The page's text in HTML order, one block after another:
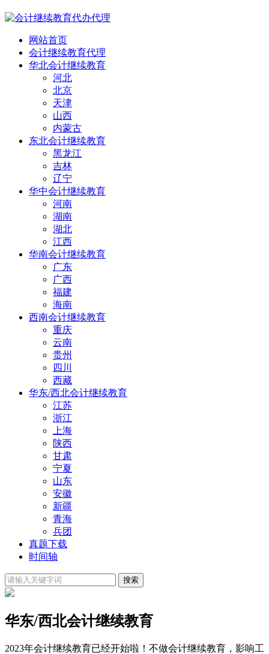
网站首页
会计继续教育代理
华北会计继续教育
河北
北京
天津
山西
内蒙古
东北会计继续教育
黑龙江
吉林
辽宁
华中会计继续教育
河南
湖南
湖北
江西
华南会计继续教育
广东
广西
福建
海南
西南会计继续教育
重庆
云南
贵州
四川
西藏
华东/西北会计继续教育
江苏
浙江
上海
陕西
甘肃
宁夏
山东
安徽
新疆
青海
兵团
真题下载
时间轴
华东/西北会计继续教育
2023年会计继续教育已经开始啦！不做会计继续教育，影响工